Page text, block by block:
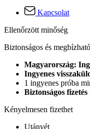
Kapcsolat
Ellenőrzött minőség
Biztonságos és
Magyarország:
Ingyenes
1 ingyenes próba
Biztonságos fizetés
Kényelmesen fizethet
Utánvét